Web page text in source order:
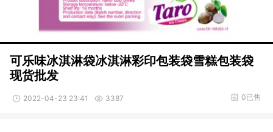
可乐味冰淇淋袋冰淇淋彩印包装袋雪糕包装袋
现货批发
2022-04-23 23:41 3387 0已售